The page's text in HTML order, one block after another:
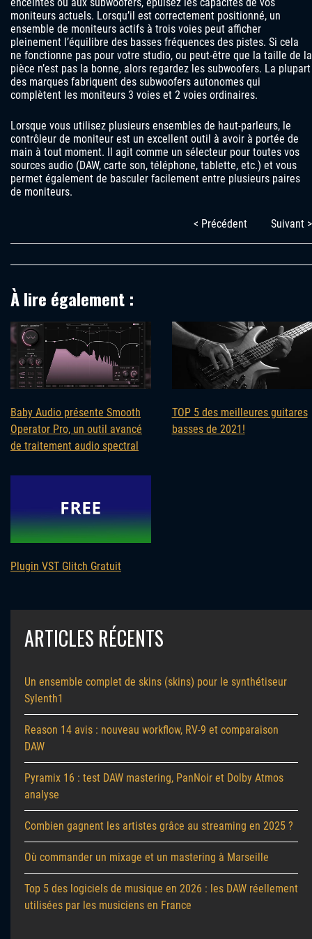
moniteurs actuels. Lorsqu’il est correctement positionné, un
ensemble de moniteurs actifs à trois voies peut afficher
pleinement l’équilibre des basses fréquences des pistes. Si cela
ne fonctionne pas pour votre studio, ou peut-être que la taille de la
pièce n’est pas la bonne, alors regardez les subwoofers. La plupart
des marques fabriquent des subwoofers autonomes qui
complètent les moniteurs 3 voies et 2 voies ordinaires.
Lorsque vous utilisez plusieurs ensembles de haut-parleurs, le
contrôleur de moniteur est un excellent outil à avoir à portée de
main à tout moment. Il agit comme un sélecteur pour toutes vos
sources audio (DAW, carte son, téléphone, tablette, etc.) et vous
permet également de basculer facilement entre plusieurs paires
de moniteurs.
< Précédent Suivant >
À lire également :
Baby Audio présente Smooth
Operator Pro, un outil avancé
de traitement audio spectral
TOP 5 des meilleures guitares
basses de 2021!
Plugin VST Glitch Gratuit
ARTICLES RÉCENTS
Un ensemble complet de skins (skins) pour le synthétiseur
Sylenth1
Reason 14 avis : nouveau workflow, RV-9 et comparaison
DAW
Pyramix 16 : test DAW mastering, PanNoir et Dolby Atmos
analyse
Combien gagnent les artistes grâce au streaming en 2025 ?
Où commander un mixage et un mastering à Marseille
Top 5 des logiciels de musique en 2026 : les DAW réellement
utilisées par les musiciens en France